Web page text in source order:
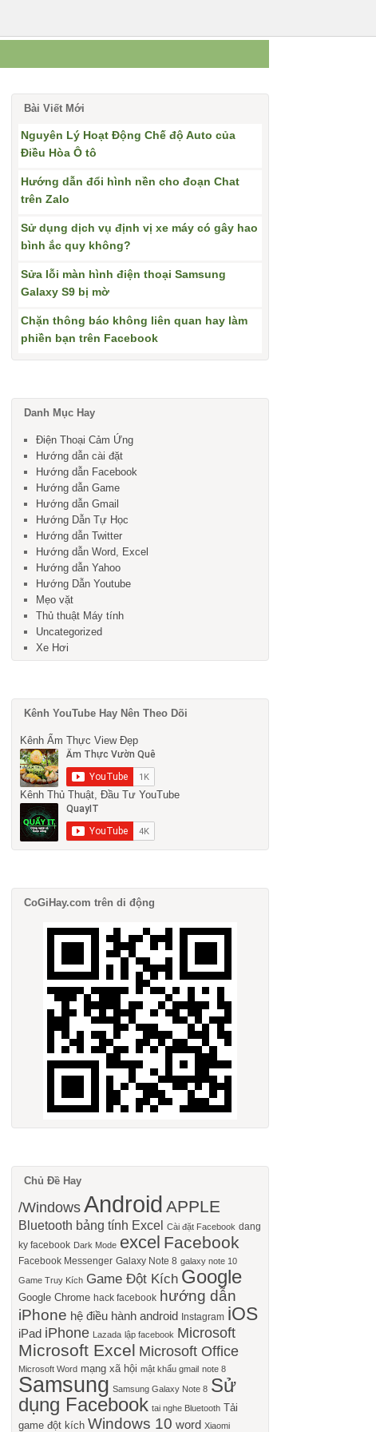
Bài Viết Mới
Nguyên Lý Hoạt Động Chế độ Auto của
Điều Hòa Ô tô
Hướng dẫn đổi hình nền cho đoạn Chat
trên Zalo
Sử dụng dịch vụ định vị xe máy có gây hao
bình ắc quy không?
Sửa lỗi màn hình điện thoại Samsung
Galaxy S9 bị mờ
Chặn thông báo không liên quan hay làm
phiền bạn trên Facebook
Danh Mục Hay
Điện Thoại Cảm Ứng
Hướng dẫn cài đặt
Hướng dẫn Facebook
Hướng dẫn Game
Hướng dẫn Gmail
Hướng Dẫn Tự Học
Hướng dẫn Twitter
Hướng dẫn Word, Excel
Hướng dẫn Yahoo
Hướng Dẫn Youtube
Mẹo vặt
Thủ thuật Máy tính
Uncategorized
Xe Hơi
Kênh YouTube Hay Nên Theo Dõi
Kênh Ẩm Thực View Đẹp
Kênh Thủ Thuật, Đầu Tư YouTube
CoGiHay.com trên di động
Chủ Đề Hay
/Windows Android APPLE
Bluetooth bảng tính Excel Cài đặt Facebook dang
ky facebook Dark Mode excel Facebook
Facebook Messenger Galaxy Note 8 galaxy note 10
Game Truy Kích Game Đột Kích Google
Google Chrome hack facebook hướng dẫn
iPhone hệ điều hành android Instagram iOS
iPad iPhone Lazada lập facebook Microsoft
Microsoft Excel Microsoft Office
Microsoft Word mạng xã hội mật khẩu gmail note 8
Samsung Samsung Galaxy Note 8 Sử
dụng Facebook tai nghe Bluetooth Tải
game đột kích Windows 10 word Xiaomi